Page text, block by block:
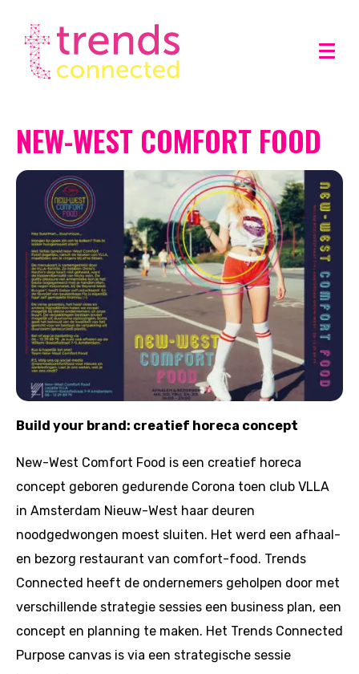
NEW-WEST COMFORT FOOD
Build your brand: creatief horeca concept
New-West Comfort Food is een creatief horeca
concept geboren gedurende Corona toen club VLLA
in Amsterdam Nieuw-West haar deuren
noodgedwongen moest sluiten. Het werd een afhaal-
en bezorg restaurant van comfort-food. Trends
Connected heeft de ondernemers geholpen door met
verschillende strategie sessies een business plan, een
concept en planning te maken. Het Trends Connected
Purpose canvas is via een strategische sessie